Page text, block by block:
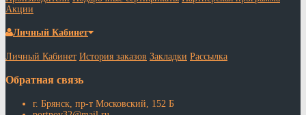
Акции
Личный Кабинет
Личный Кабинет История заказов Закладки Рассылка
Обратная связь
г. Брянск, пр-т Московский, 152 Б